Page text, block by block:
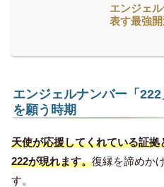
エンジェ
表す最強
エンジェルナンバー「
を願う時期
天使が応援してくれている証
222が現れます。復縁を諦めか
す。